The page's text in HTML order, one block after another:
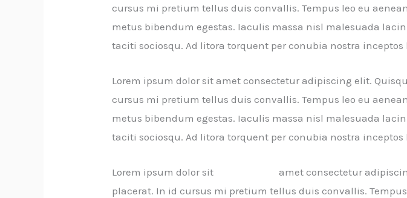
cursus mi pretium tellus duis convallis. Tempus leo eu
metus bibendum egestas. Iaculis massa nisl malesuada
taciti sociosqu. Ad litora torquent per conubia nostra inceptos
Lorem ipsum dolor sit amet consectetur adipiscing elit.
cursus mi pretium tellus duis convallis. Tempus leo eu
metus bibendum egestas. Iaculis massa nisl malesuada
taciti sociosqu. Ad litora torquent per conubia nostra inceptos
Lorem ipsum dolor sit
amet consectetur
placerat. In id cursus mi pretium tellus duis convallis.